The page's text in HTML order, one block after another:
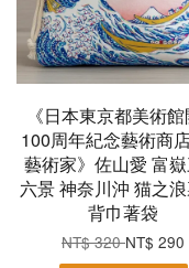
《日本東京都美術
100周年紀念藝術商
藝術家》佐山愛 富
六景 神奈川沖 猫之
背巾著袋
NT$ 320NT$ 290